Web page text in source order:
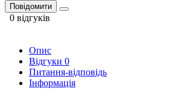
Повідомити
0 відгуків
Опис
Відгуки 0
Питання-відповідь
Інформація